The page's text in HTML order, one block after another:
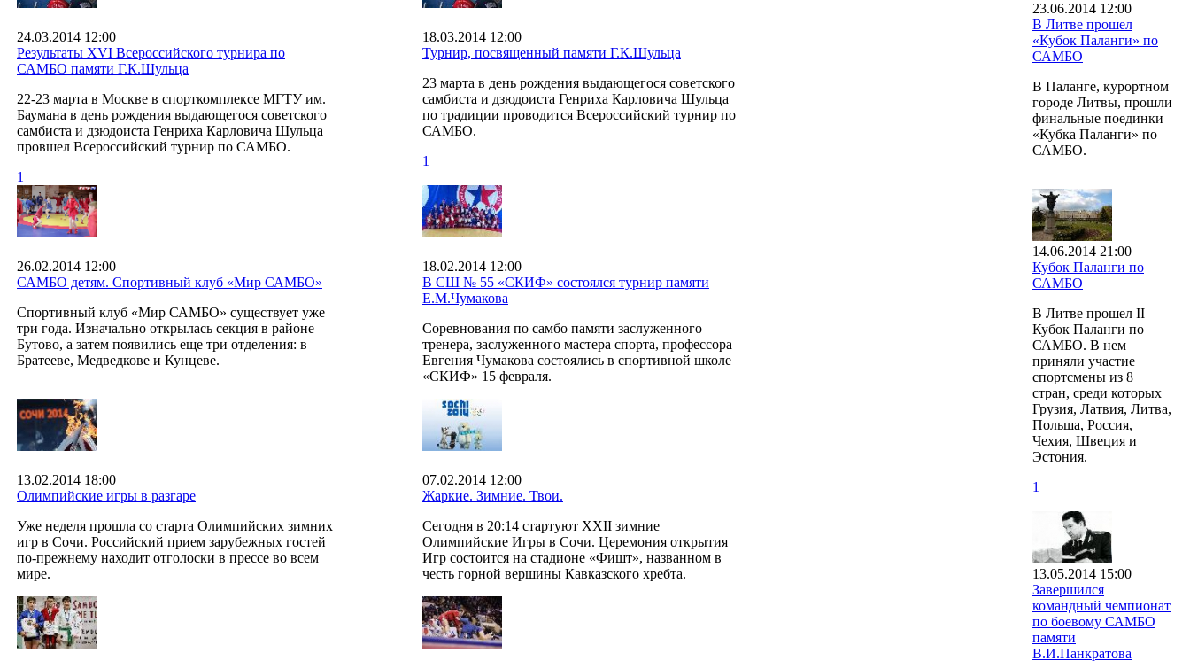
24.03.2014 12:00
Результаты ХVI Всероссийского турнира по
САМБО памяти Г.К.Шульца
22-23 марта в Москве в спорткомплексе МГТУ им.
Баумана в день рождения выдающегося советского
самбиста и дзюдоиста Генриха Карловича Шульца
провшел Всероссийский турнир по САМБО.
1
18.03.2014 12:00
Турнир, посвященный памяти Г.К.Шульца
23 марта в день рождения выдающегося советского
самбиста и дзюдоиста Генриха Карловича Шульца
по традиции проводится Всероссийский турнир по
САМБО.
1
26.02.2014 12:00
САМБО детям. Спортивный клуб «Мир САМБО»
Спортивный клуб «Мир САМБО» существует уже
три года. Изначально открылась секция в районе
Бутово, а затем появились еще три отделения: в
Братееве, Медведкове и Кунцеве.
18.02.2014 12:00
В СШ № 55 «СКИФ» состоялся турнир памяти
Е.М.Чумакова
Соревнования по самбо памяти заслуженного
тренера, заслуженного мастера спорта, профессора
Евгения Чумакова состоялись в спортивной школе
«СКИФ» 15 февраля.
13.02.2014 18:00
Олимпийские игры в разгаре
Уже неделя прошла со старта Олимпийских зимних
игр в Сочи. Российский прием зарубежных гостей
по-прежнему находит отголоски в прессе во всем
мире.
07.02.2014 12:00
Жаркие. Зимние. Твои.
Сегодня в 20:14 стартуют XXII зимние
Олимпийские Игры в Сочи. Церемония открытия
Игр состоится на стадионе «Фишт», названном в
честь горной вершины Кавказского хребта.
23.06.2014 12:00
В Литве прошел
«Кубок Паланги» по
САМБО
В Паланге, курортном
городе Литвы, прошли
финальные поединки
«Кубка Паланги» по
САМБО.
14.06.2014 21:00
Кубок Паланги по
САМБО
В Литве прошел II
Кубок Паланги по
САМБО. В нем
приняли участие
спортсмены из 8
стран, среди которых
Грузия, Латвия, Литва,
Польша, Россия,
Чехия, Швеция и
Эстония.
1
13.05.2014 15:00
Завершился
командный чемпионат
по боевому САМБО
памяти
В.И.Панкратова